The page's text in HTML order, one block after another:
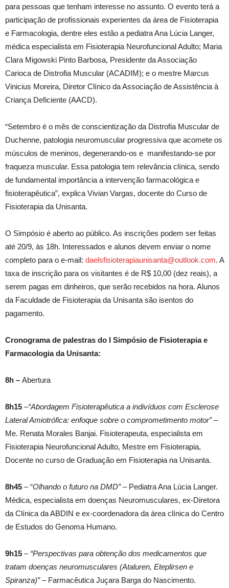
para pessoas que tenham interesse no assunto. O evento terá a
participação de profissionais experientes da área de Fisioterapia
e Farmacologia, dentre eles estão a pediatra Ana Lúcia Langer,
médica especialista em Fisioterapia Neurofuncional Adulto; Maria
Clara Migowski Pinto Barbosa, Presidente da Associação
Carioca de Distrofia Muscular (ACADIM); e o mestre Marcus
Vinicius Moreira, Diretor Clínico da Associação de Assistência à
Criança Deficiente (AACD).
“Setembro é o mês de conscientização da Distrofia Muscular de
Duchenne, patologia neuromuscular progressiva que acomete os
músculos de meninos, degenerando-os e manifestando-se por
fraqueza muscular. Essa patologia tem relevância clínica, sendo
de fundamental importância a intervenção farmacológica e
fisioterapêutica”, explica Vivian Vargas, docente do Curso de
Fisioterapia da Unisanta.
O Simpósio é aberto ao público. As inscrições podem ser feitas
até 20/9, às 18h. Interessados e alunos devem enviar o nome
completo para o e-mail: daelsfisioterapiaunisanta@outlook.com. A
taxa de inscrição para os visitantes é de R$ 10,00 (dez reais), a
serem pagas em dinheiros, que serão recebidos na hora. Alunos
da Faculdade de Fisioterapia da Unisanta são isentos do
pagamento.
Cronograma de palestras do I Simpósio de Fisioterapia e
Farmacologia da Unisanta:
8h – Abertura
8h15 –“Abordagem Fisioterapêutica a indivíduos com Esclerose
Lateral Amiotrófica: enfoque sobre o comprometimento motor”–
Me. Renata Morales Banjai. Fisioterapeuta, especialista em
Fisioterapia Neurofuncional Adulto, Mestre em Fisioterapia,
Docente no curso de Graduação em Fisioterapia na Unisanta.
8h45 – “Olhando o futuro na DMD”– Pediatra Ana Lúcia Langer.
Médica, especialista em doenças Neuromusculares, ex-Diretora
da Clínica da ABDIN e ex-coordenadora da área clínica do Centro
de Estudos do Genoma Humano.
9h15 – “Perspectivas para obtenção dos medicamentos que
tratam doenças neuromusculares (Ataluren, Eteplirsen e
Spiranza)”– Farmacêutica Juçara Barga do Nascimento.